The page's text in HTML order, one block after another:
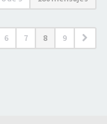
6 7 8 9